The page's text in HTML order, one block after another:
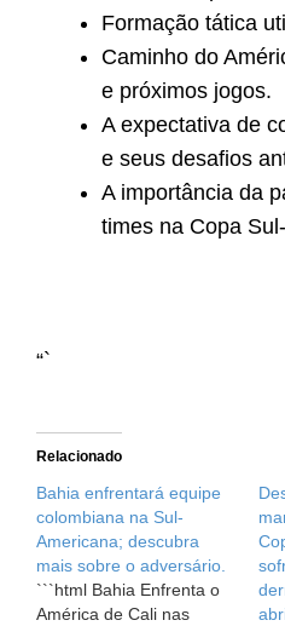
Formação tática
Caminho do
e próximos jogos.
A expectativa de
e seus desafios
A importância da
times na Copa
“`
Relacionado
Bahia enfrentará equipe
colombiana na Sul-
Americana; descubra
mais sobre o adversário.
```html Bahia Enfrenta o
América de Cali nas